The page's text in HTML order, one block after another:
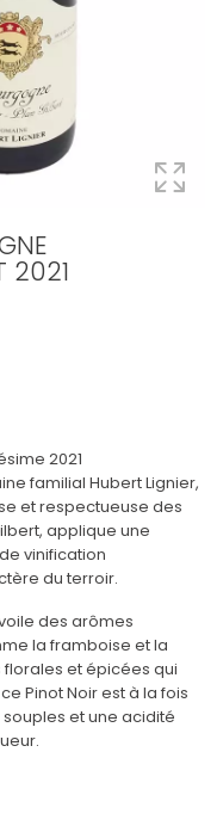
2021
2021
familial Hubert Lignier,
et respectueuse des
applique une
vinification
du terroir.
des arômes
la framboise et la
et épicées qui
Pinot Noir est à la fois
et une acidité